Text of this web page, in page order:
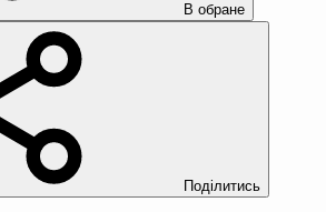
В обране
Поділитись